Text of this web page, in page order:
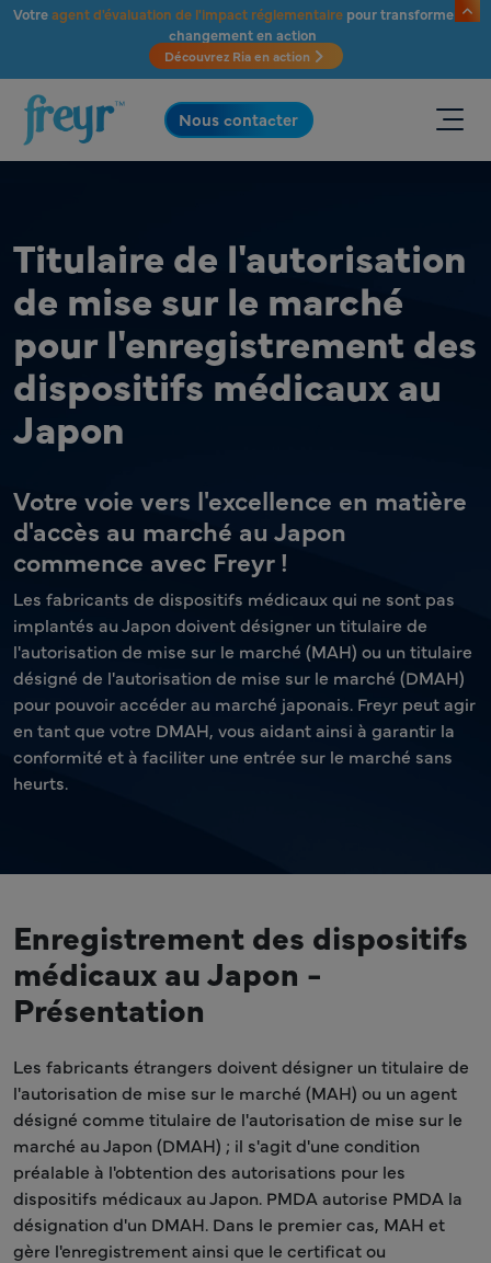
Passer au contenu principal
Votreagent d'évaluation de l'impact réglementairepour transformer le
changement en action
Découvrez Ria en action
.
Nous contacter
Titulaire de l'autorisation
de mise sur le marché
pour l'enregistrement des
dispositifs médicaux au
Japon
Votre voie vers l'excellence en matière
d'accès au marché au Japon
commence avec Freyr !
Les fabricants de dispositifs médicaux qui ne sont pas
implantés au Japon doivent désigner un titulaire de
l'autorisation de mise sur le marché (MAH) ou un titulaire
désigné de l'autorisation de mise sur le marché (DMAH)
pour pouvoir accéder au marché japonais. Freyr peut agir
en tant que votre DMAH, vous aidant ainsi à garantir la
conformité et à faciliter une entrée sur le marché sans
heurts.
Enregistrement des dispositifs
médicaux au Japon -
Présentation
Les fabricants étrangers doivent désigner un titulaire de
l'autorisation de mise sur le marché (MAH) ou un agent
désigné comme titulaire de l'autorisation de mise sur le
marché au Japon (DMAH) ; il s'agit d'une condition
préalable à l'obtention des autorisations pour les
dispositifs médicaux au Japon. PMDA autorise PMDA la
désignation d'un DMAH. Dans le premier cas, MAH et
gère l'enregistrement ainsi que le certificat ou